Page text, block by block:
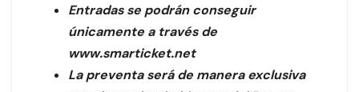
Entradas se podrán conseguir
únicamente a través de
www.smarticket.net
La preventa será de manera exclusiva